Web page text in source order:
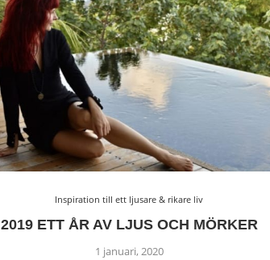
Inspiration till ett ljusare & rikare liv
2019 ETT ÅR AV LJUS OCH MÖRKER
1 januari, 2020